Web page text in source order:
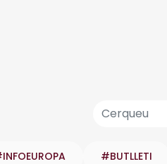
#BUTLLETI